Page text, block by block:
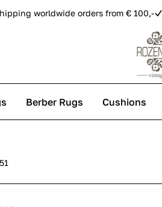
worldwide orders from € 100,-
rugs
Berber Rugs Cushions